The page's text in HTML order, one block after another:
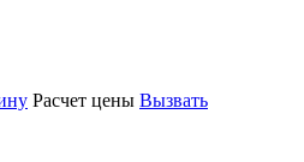
Расчет цены Вызвать